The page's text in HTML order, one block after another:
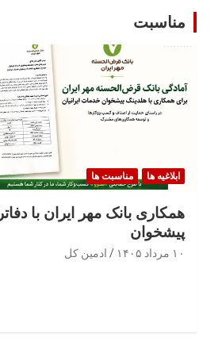
مناسبت
ابلاغیه ها مناسبت ها
همکاری بانک مهر ایران با دفاتر
پیشخوان
۱۰ مرداد ۱۴۰۵ ادمین کل